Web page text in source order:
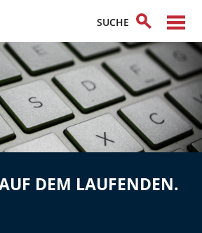
DEM LAUFENDEN.